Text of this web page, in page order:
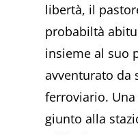
libertà, il
probabiltà
insieme al suo
avventurato da
ferroviario.
giunto alla